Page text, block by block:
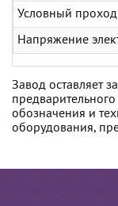
Условный проход
Напряжение
Завод оставляет
обозначения и
оборудования,